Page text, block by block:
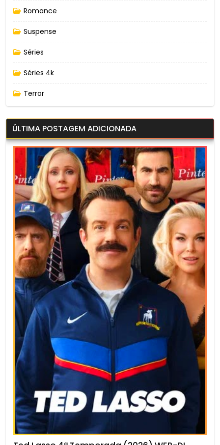
Romance
Suspense
Séries
Séries 4k
Terror
ÚLTIMA POSTAGEM ADICIONADA